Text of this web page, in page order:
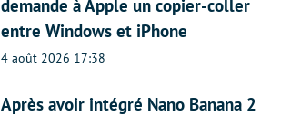
demande à Apple un copier-coller
entre Windows et iPhone
4 août 2026 17:38
Après avoir intégré Nano Banana 2